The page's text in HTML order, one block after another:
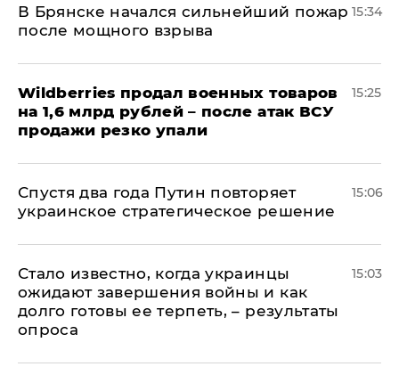
В Брянске начался сильнейший пожар
после мощного взрыва
15:34
​Wildberries продал военных товаров
на 1,6 млрд рублей – после атак ВСУ
продажи резко упали
15:25
Спустя два года Путин повторяет
украинское стратегическое решение
15:06
Стало известно, когда украинцы
ожидают завершения войны и как
долго готовы ее терпеть, – результаты
опроса
15:03